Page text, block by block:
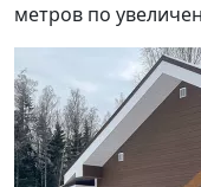
метров по